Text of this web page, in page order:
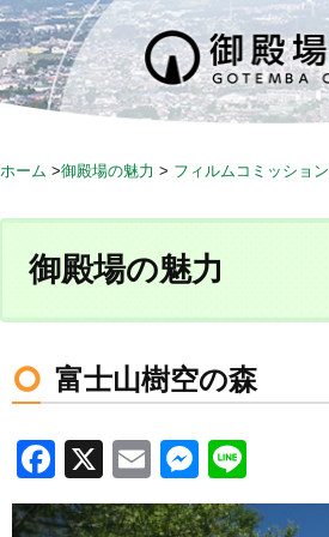
S
k
i
p
o
ホーム >御殿場の魅力 > フィルムコミッション
御殿場の魅力
富士山樹空の森
F
a
X
E
m
M
e
n